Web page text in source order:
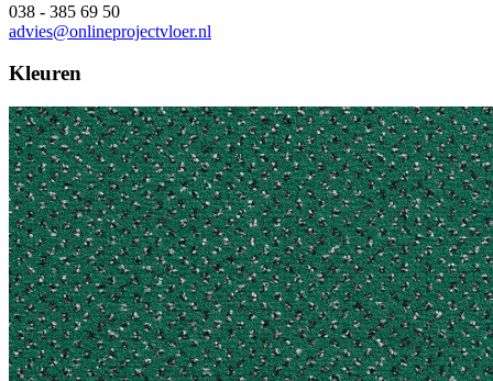
038 - 385 69 50
advies@onlineprojectvloer.nl
Kleuren